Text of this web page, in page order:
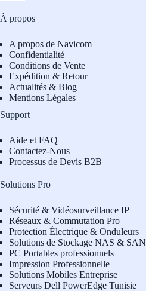
À propos
A propos de Navicom
Confidentialité
Conditions de Vente
Expédition & Retour
Actualités & Blog
Mentions Légales
Support
Aide et FAQ
Contactez-Nous
Processus de Devis B2B
Solutions Pro
Sécurité & Vidéosurveillance IP
Réseaux & Commutation Pro
Protection Électrique & Onduleurs
Solutions de Stockage NAS & SAN
PC Portables professionnels
Impression Professionnelle
Solutions Mobiles Entreprise
Serveurs Dell PowerEdge Tunisie